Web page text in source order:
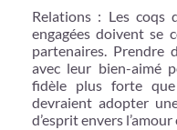
Relations : Les coqs
engagées doivent se
partenaires. Prendre
avec leur bien-aimé
fidèle plus forte que
devraient adopter
d’esprit envers